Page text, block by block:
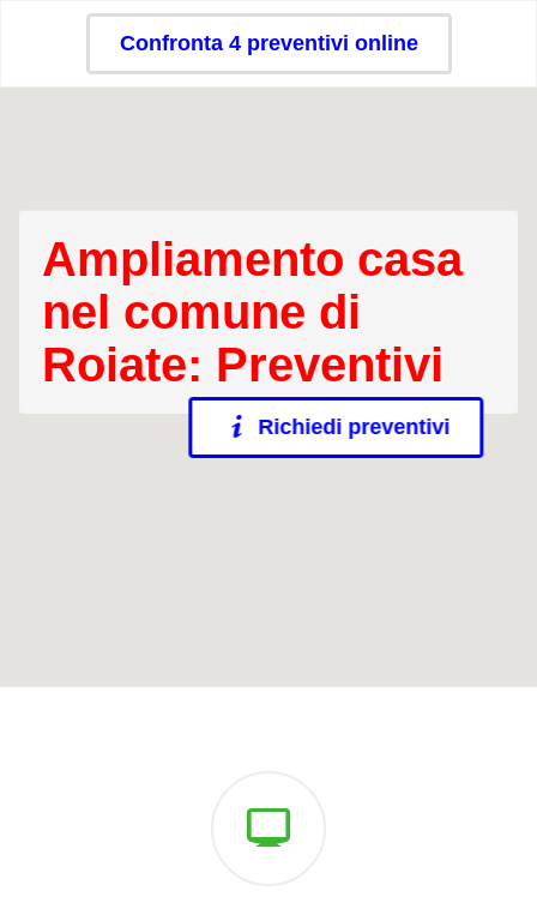
Confronta 4 preventivi online
Ampliamento casa
nel comune di
Roiate: Preventivi
Richiedi preventivi